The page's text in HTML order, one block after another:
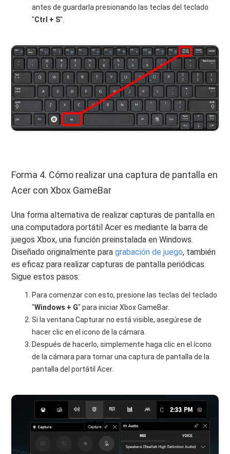
antes de guardarla presionando las teclas del teclado
"Ctrl + S".
Forma 4. Cómo realizar una captura de pantalla en
Acer con Xbox GameBar
Una forma alternativa de realizar capturas de pantalla en
una computadora portátil Acer es mediante la barra de
juegos Xbox, una función preinstalada en Windows.
Diseñado originalmente paragrabación de juego, también
es eficaz para realizar capturas de pantalla periódicas.
Sigue estos pasos:
Para comenzar con esto, presione las teclas del teclado
"Windows + G" para iniciar Xbox GameBar.
Si la ventana Capturar no está visible, asegúrese de
hacer clic en el icono de la cámara.
Después de hacerlo, simplemente haga clic en el ícono
de la cámara para tomar una captura de pantalla de la
pantalla del portátil Acer.